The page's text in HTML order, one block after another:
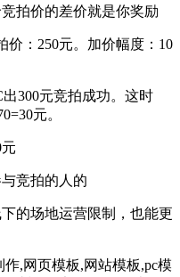
拍价的差价就是你奖励
价：250元。加价幅度：10
300元竞拍成功。这时
元。
竞拍的人的
的场地运营限制，也能更
,网页模板,网站模板,pc模